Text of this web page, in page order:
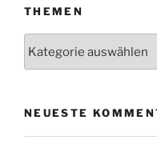
THEMEN
NEUESTE